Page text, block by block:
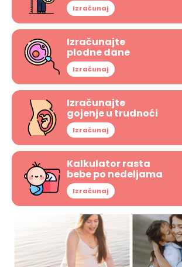
Izračunaj
Izračunajte
plodne dane
Izračunaj
Izračunajte
gojenje u trudnoći
Izračunaj
Kalkulator rasta
bebe po nedeljama
Izračunaj